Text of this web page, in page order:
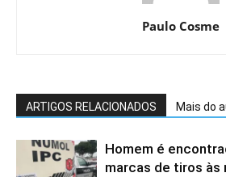
Paulo Cosme
ARTIGOS RELACIONADOS Mais do
Homem é
marcas de tiros às